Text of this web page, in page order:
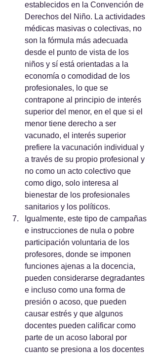
establecidos en la Convención de
Derechos del Niño. La actividades
médicas masivas o colectivas, no
son la fórmula más adecuada
desde el punto de vista de los
niños y sí está orientadas a la
economía o comodidad de los
profesionales, lo que se
contrapone al principio de interés
superior del menor, en el que si el
menor tiene derecho a ser
vacunado, el interés superior
prefiere la vacunación individual y
a través de su propio profesional y
no como un acto colectivo que
como digo, solo interesa al
bienestar de los profesionales
sanitarios y los políticos.
Igualmente, este tipo de campañas
e instrucciones de nula o pobre
participación voluntaria de los
profesores, donde se imponen
funciones ajenas a la docencia,
pueden considerarse degradantes
e incluso como una forma de
presión o acoso, que pueden
causar estrés y que algunos
docentes pueden calificar como
parte de un acoso laboral por
cuanto se presiona a los docentes